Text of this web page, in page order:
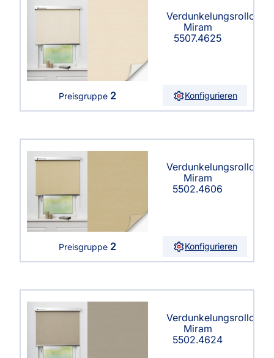
Verdunkelungsrollo
Miram
5507.4625
Preisgruppe 2 Konfigurieren
Verdunkelungsrollo
Miram
5502.4606
Preisgruppe 2 Konfigurieren
Verdunkelungsrollo
Miram
5502.4624